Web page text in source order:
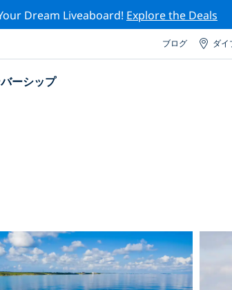
Dream Liveaboard! Explore the Deals
ブログ ダイ
ーシップ